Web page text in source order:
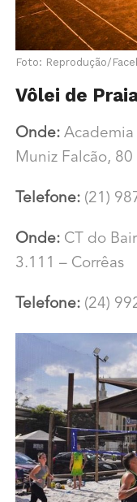
Foto: Reprodução/
Vôlei de
Onde:Academia
Muniz Falcão, 80
Telefone: (21)
Onde:CT do
3.111 – Corrêas
Telefone:(24)